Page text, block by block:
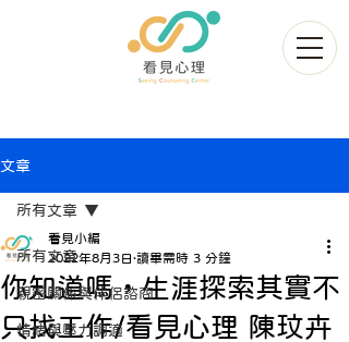
文章
所有文章
親密關係與伴侶諮商
情緒與壓力調適
所有文章
你知道嗎，生涯探索其實不
只找工作/看見心理 陳玟卉
看見小編
2022年8月3日 讀畢需時 3 分鐘